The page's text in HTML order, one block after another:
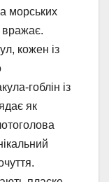
морських
вражає.
кожен із
гоблін із
як